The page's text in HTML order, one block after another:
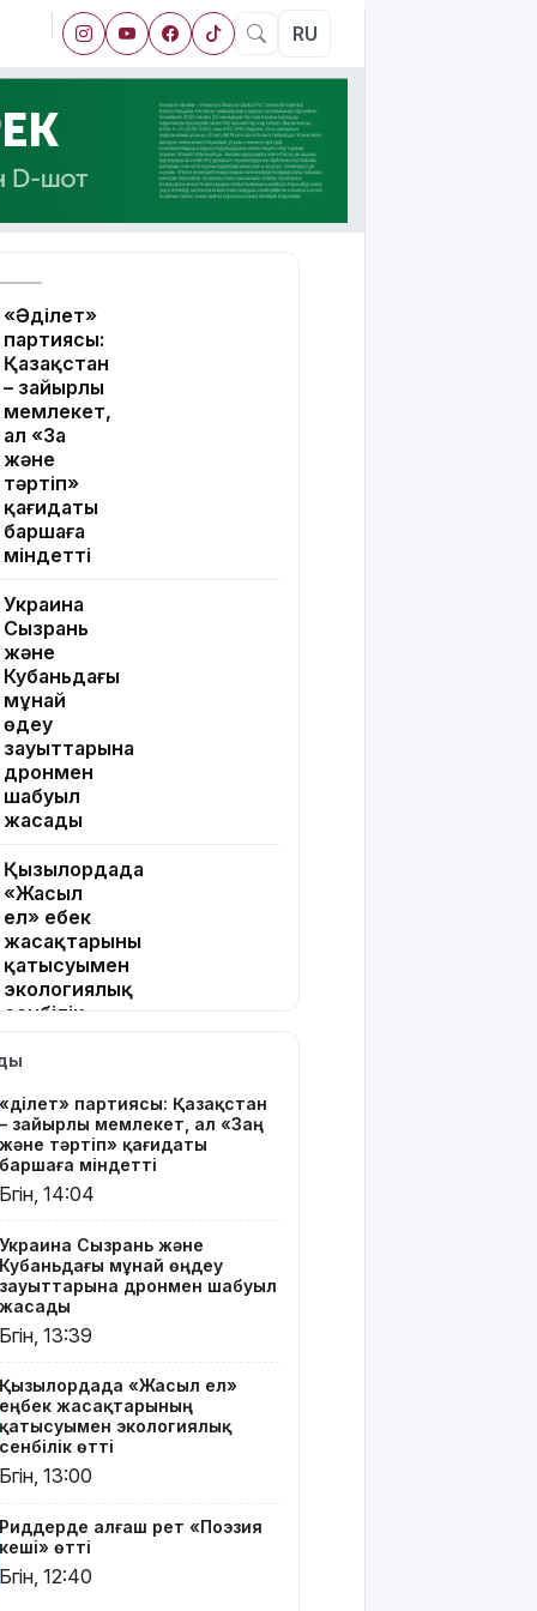
RU
«Әділет»
партиясы:
Қазақстан
– зайырлы
мемлекет,
ал «Заң
және
тәртіп»
қағидаты
баршаға
міндетті
Украина
Сызрань
және
Кубаньдағы
мұнай
өңдеу
зауыттарына
дронмен
шабуыл
жасады
Қызылордада
«Жасыл
ел» еңбек
жасақтарының
қатысуымен
экологиялық
сенбілік
алғаш рет
«Поэзия
кеші» өтті
"Қорғансыз
көп
болды":
Дариға
Бадықова
елге
айтпаған
құпиясын
жайып
салды
тікелей
эфирі үшін
Тараз
тұрғыны 5
«Әділет» партиясы: Қазақстан
– зайырлы мемлекет, ал «Заң
және тәртіп» қағидаты
баршаға міндетті
Бүгін, 14:04
Украина Сызрань және
Кубаньдағы мұнай өңдеу
зауыттарына дронмен шабуыл
жасады
Бүгін, 13:39
Қызылордада «Жасыл ел»
еңбек жасақтарының
қатысуымен экологиялық
сенбілік өтті
Бүгін, 13:00
Риддерде алғаш рет «Поэзия
кеші» өтті
Бүгін, 12:40